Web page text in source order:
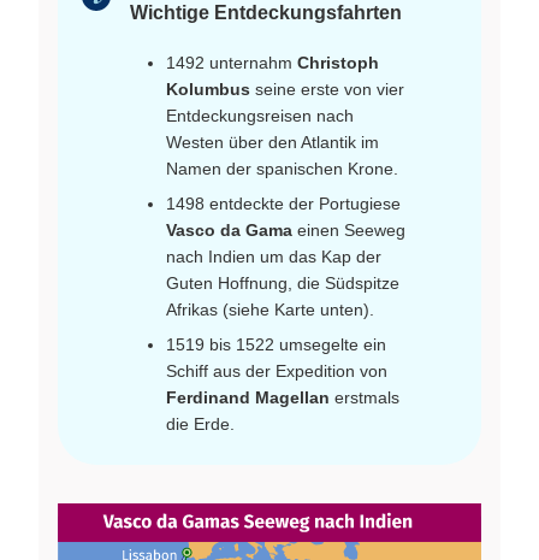
Wichtige Entdeckungsfahrten
1492 unternahm Christoph
Kolumbus seine erste von vier
Entdeckungsreisen nach
Westen über den Atlantik im
Namen der spanischen Krone.
1498 entdeckte der Portugiese
Vasco da Gama einen Seeweg
nach Indien um das Kap der
Guten Hoffnung, die Südspitze
Afrikas (siehe Karte unten).
1519 bis 1522 umsegelte ein
Schiff aus der Expedition von
Ferdinand Magellan erstmals
die Erde.